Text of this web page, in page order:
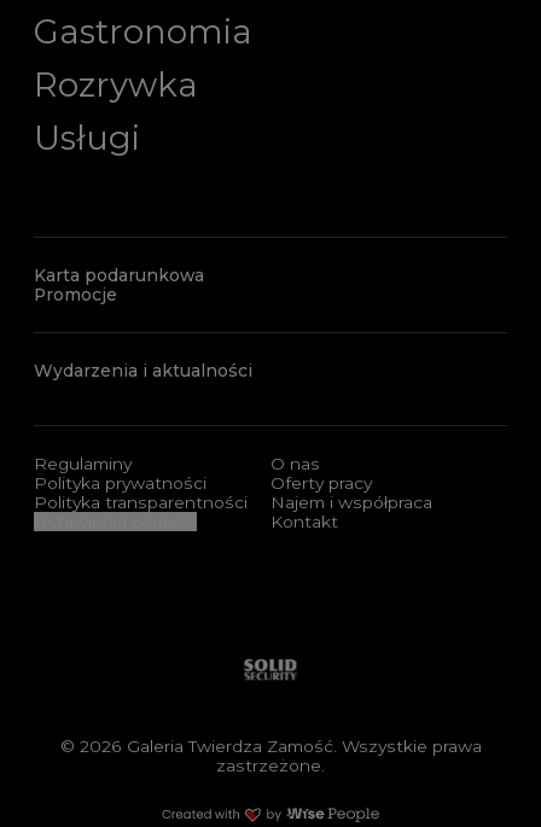
Gastronomia
Rozrywka
Usługi
Karta podarunkowa
Promocje
Wydarzenia i aktualności
Regulaminy
Polityka prywatności
Polityka transparentności
O nas
Oferty pracy
Najem i współpraca
Kontakt
© 2026 Galeria Twierdza Zamość. Wszystkie prawa
zastrzeżone.